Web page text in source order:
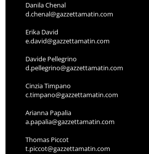
Danila Chenal
d.chenal@gazzettamatin.com
Erika David
e.david@gazzettamatin.com
Davide Pellegrino
d.pellegrino@gazzettamatin.com
Cinzia Timpano
c.timpano@gazzettamatin.com
Arianna Papalia
a.papalia@gazzettamatin.com
Thomas Piccot
t.piccot@gazzettamatin.com